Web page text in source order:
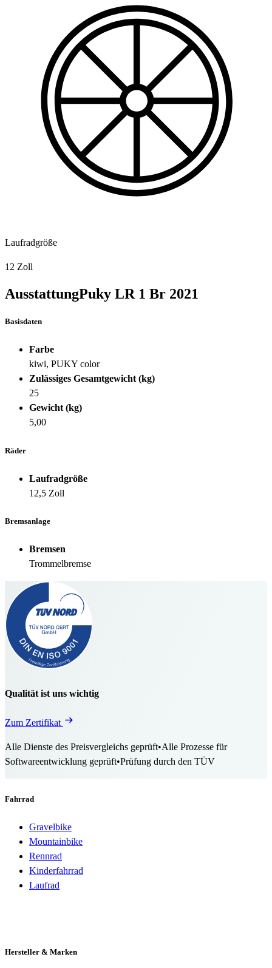
Laufradgröße
12 Zoll
AusstattungPuky LR 1 Br 2021
Basisdaten
Farbe
kiwi, PUKY color
Zulässiges Gesamtgewicht (kg)
25
Gewicht (kg)
5,00
Räder
Laufradgröße
12,5 Zoll
Bremsanlage
Bremsen
Trommelbremse
Qualität ist uns wichtig
Zum Zertifikat
Alle Dienste des Preisvergleichs geprüft•Alle Prozesse für
Softwareentwicklung geprüft•Prüfung durch den TÜV
Fahrrad
Gravelbike
Mountainbike
Rennrad
Kinderfahrrad
Laufrad
Hersteller & Marken